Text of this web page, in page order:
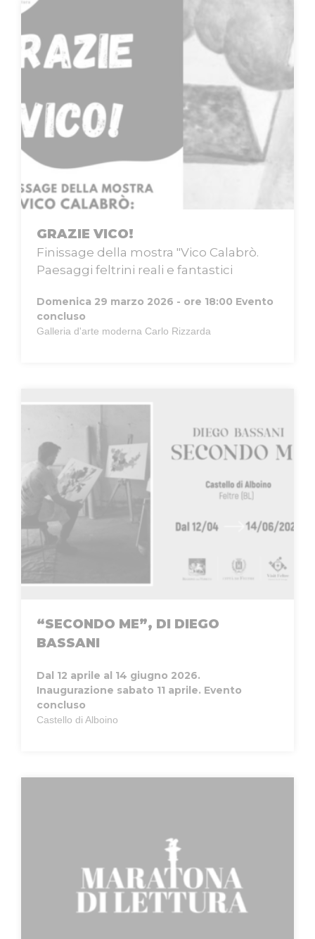
GRAZIE VICO!
Finissage della mostra "Vico Calabrò.
Paesaggi feltrini reali e fantastici
Domenica 29 marzo 2026 - ore 18:00 Evento
concluso
Galleria d'arte moderna Carlo Rizzarda
“SECONDO ME”, DI DIEGO
BASSANI
Dal 12 aprile al 14 giugno 2026.
Inaugurazione sabato 11 aprile. Evento
concluso
Castello di Alboino